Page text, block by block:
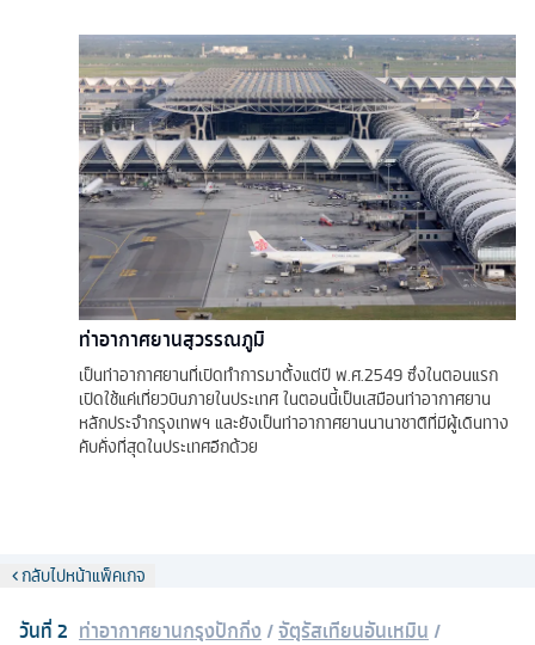
ท่าอากาศยานสุวรรณภูมิ
เป็นท่าอากาศยานที่เปิดทำการมาตั้งแต่ปี พ.ศ.2549 ซึ่งในตอนแรก
เปิดใช้แค่เที่ยวบินภายในประเทศ ในตอนนี้เป็นเสมือนท่าอากาศยาน
หลักประจำกรุงเทพฯ และยังเป็นท่าอากาศยานนานาชาติที่มีผู้เดินทาง
คับคั่งที่สุดในประเทศอีกด้วย
กลับไปหน้าแพ็คเกจ
วันที่2 ท่าอากาศยานกรุงปักกิ่ง/จัตุรัสเทียนอันเหมิน /